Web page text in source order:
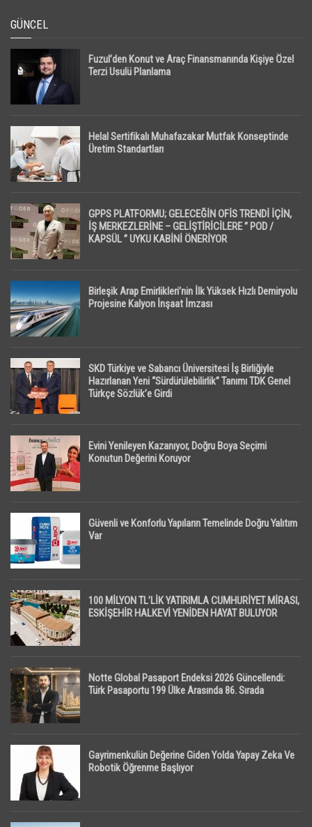
GÜNCEL
Fuzul’den Konut ve Araç Finansmanında Kişiye Özel
Terzi Usulü Planlama
Helal Sertifikalı Muhafazakar Mutfak Konseptinde
Üretim Standartları
GPPS PLATFORMU; GELECEĞİN OFİS TRENDİ İÇİN,
İŞ MERKEZLERİNE – GELİŞTİRİCİLERE ” POD /
KAPSÜL ” UYKU KABİNİ ÖNERİYOR
Birleşik Arap Emirlikleri’nin İlk Yüksek Hızlı Demiryolu
Projesine Kalyon İnşaat İmzası
SKD Türkiye ve Sabancı Üniversitesi İş Birliğiyle
Hazırlanan Yeni “Sürdürülebilirlik” Tanımı TDK Genel
Türkçe Sözlük’e Girdi
Evini Yenileyen Kazanıyor, Doğru Boya Seçimi
Konutun Değerini Koruyor
Güvenli ve Konforlu Yapıların Temelinde Doğru Yalıtım
Var
100 MİLYON TL’LİK YATIRIMLA CUMHURİYET MİRASI,
ESKİŞEHİR HALKEVİ YENİDEN HAYAT BULUYOR
Notte Global Pasaport Endeksi 2026 Güncellendi:
Türk Pasaportu 199 Ülke Arasında 86. Sırada
Gayrimenkulün Değerine Giden Yolda Yapay Zeka Ve
Robotik Öğrenme Başlıyor